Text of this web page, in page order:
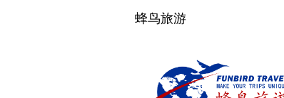
蜂鸟旅游